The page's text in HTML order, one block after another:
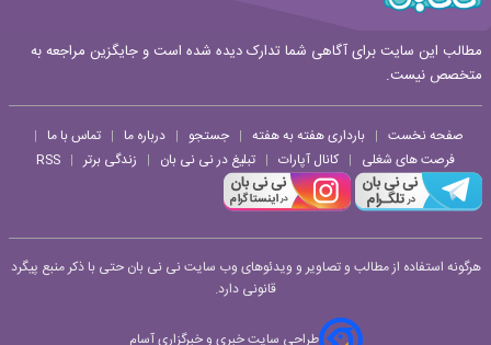
مطالب این سایت برای آگاهی شما تدارک دیده شده است و جایگزین مراجعه به
متخصص نیست.
صفحه نخست | بارداری هفته به هفته | جستجو | درباره ما | تماس با ما |
فرصت های شغلی | کانال آپارات | تبلیغ در نی نی بان | زندگی برتر |
RSS
هرگونه استفاده از مطالب و تصاویر و ویدئوهای وب سایت نی نی بان حتی با ذکر منبع پیگرد
قانونی دارد.
طراحی سایت خبری و خبرگزاری آسام